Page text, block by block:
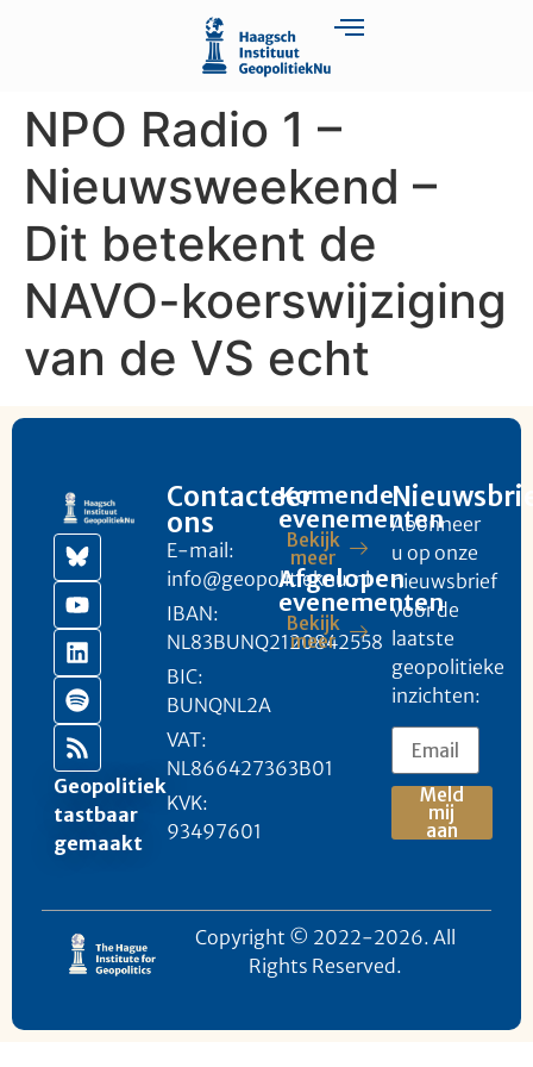
NPO Radio 1 –
Nieuwsweekend –
Dit betekent de
NAVO-koerswijziging
van de VS echt
Geopolitiek
tastbaar
gemaakt
Contacteer
ons
E-mail:
info@geopolitieknu.nl
IBAN:
NL83BUNQ2120842558
BIC:
BUNQNL2A
VAT:
NL866427363B01
KVK:
93497601
Komende
evenementen
Bekijk
meer
Afgelopen
evenementen
Bekijk
meer
Abonneer
u op onze
nieuwsbrief
voor de
laatste
geopolitieke
inzichten:
Meld
mij
aan
Copyright © 2022-2026. All
Rights Reserved.